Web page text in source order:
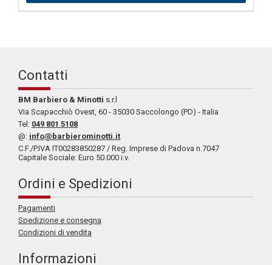
Contatti
BM Barbiero & Minotti s.r.l
Via Scapacchiò Ovest, 60 - 35030 Saccolongo (PD) - Italia
Tel: 049 801 5108
@: info@barbierominotti.it
C.F./P.IVA IT00283850287 / Reg. Imprese di Padova n.7047
Capitale Sociale: Euro 50.000 i.v.
Ordini e Spedizioni
Pagamenti
Spedizione e consegna
Condizioni di vendita
Informazioni